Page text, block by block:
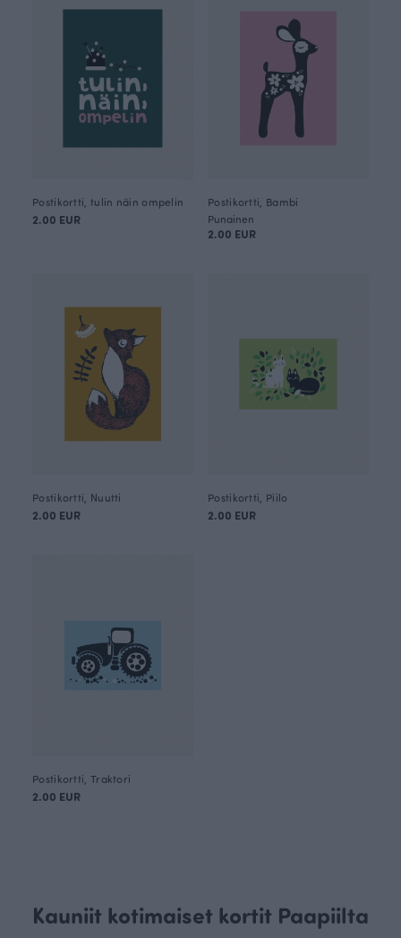
Postikortti, tulin näin ompelin
2.00 EUR
Postikortti, Bambi
Punainen
2.00 EUR
Postikortti, Nuutti
2.00 EUR
Postikortti, Piilo
2.00 EUR
Postikortti, Traktori
2.00 EUR
Kauniit kotimaiset kortit Paapiilta